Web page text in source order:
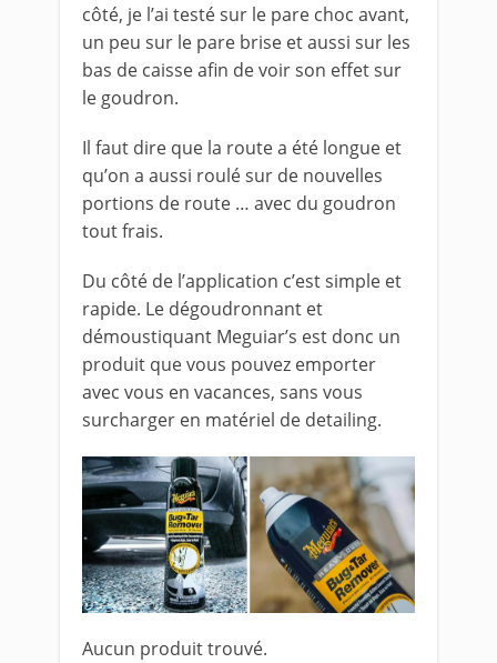
côté, je l’ai testé sur le pare choc avant,
un peu sur le pare brise et aussi sur les
bas de caisse afin de voir son effet sur
le goudron.
Il faut dire que la route a été longue et
qu’on a aussi roulé sur de nouvelles
portions de route … avec du goudron
tout frais.
Du côté de l’application c’est simple et
rapide. Le dégoudronnant et
démoustiquant Meguiar’s est donc un
produit que vous pouvez emporter
avec vous en vacances, sans vous
surcharger en matériel de detailing.
Aucun produit trouvé.